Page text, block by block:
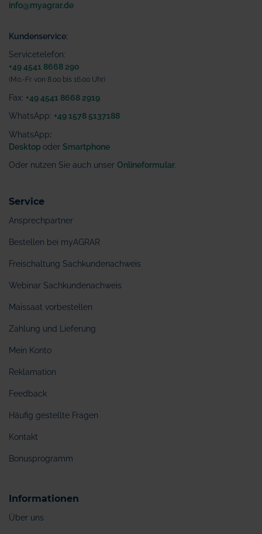
info@myagrar.de
Kundenservice:
Servicetelefon:
+49 4541 8668 290
(Mo.-Fr. von 8.00 bis 16.00 Uhr)
Fax: +49 4541 8668 2919
WhatsApp: +49 1578 5137188
WhatsApp:
Desktop oder Smartphone
Oder nutzen Sie auch unser Onlineformular
Service
Ansprechpartner
Bestellen bei myAGRAR
Freischaltung Sachkundenachweis
Webinar Sachkundenachweis
Maissaat vorbestellen
Zahlung und Lieferung
Mein Konto
Reklamation
Feedback
Häufig gestellte Fragen
Kontakt
Bonusprogramm
Informationen
Über uns